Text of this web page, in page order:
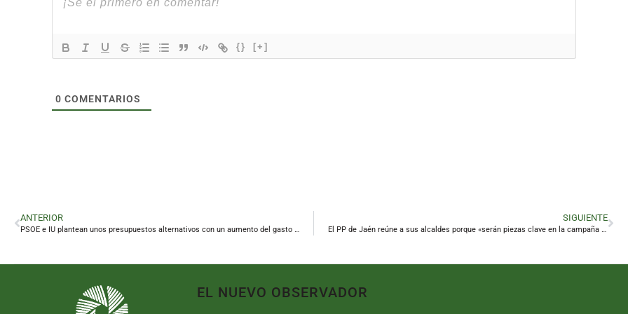
{} [+]
0 COMENTARIOS
ANTERIOR
PSOE e IU plantean unos presupuestos alternativos con un aumento del gasto para empleo y barrios
SIGUIENTE
El PP de Jaén reúne a sus alcaldes porque «serán piezas clave en la campaña electoral»
EL NUEVO OBSERVADOR